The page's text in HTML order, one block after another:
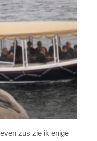
zus zie ik enige